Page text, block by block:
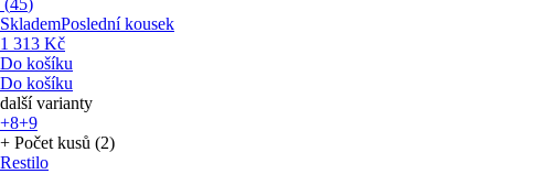
(45)
SklademPoslední kousek
1 313 Kč
Do košíku
Do košíku
další varianty
+8+9
+ Počet kusů (2)
Restilo